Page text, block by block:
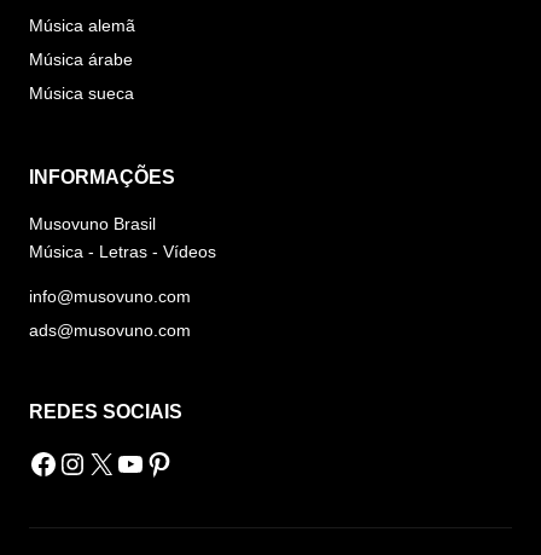
Música alemã
Música árabe
Música sueca
INFORMAÇÕES
Musovuno Brasil
Música - Letras - Vídeos
info@musovuno.com
ads@musovuno.com
REDES SOCIAIS
Facebook
Instagram
X Youtube
Pinterest